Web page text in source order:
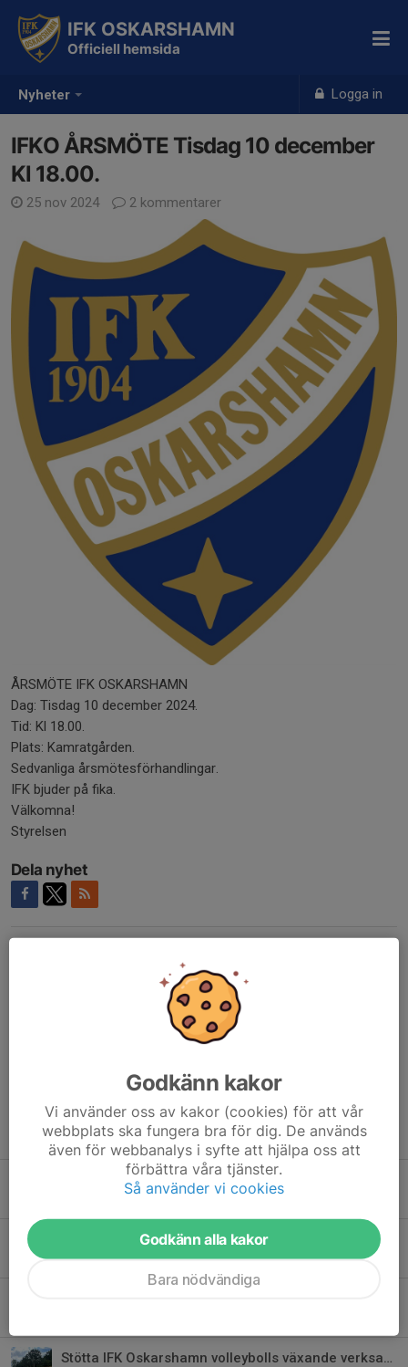
Nyheter Logga in
IFK OSKARSHAMN
Officiell hemsida
IFKO ÅRSMÖTE Tisdag 10 december
Kl 18.00.
25 nov 2024 2 kommentarer
ÅRSMÖTE IFK OSKARSHAMN
Dag: Tisdag 10 december 2024.
Tid: Kl 18.00.
Plats: Kamratgården.
Sedvanliga årsmötesförhandlingar.
IFK bjuder på fika.
Välkomna!
Styrelsen
Dela nyhet
Marcus Helmner25 nov 2024
10 december är en tisdag, är det tisdagen eller torsdagen
Tisdag 10 december gäller, bra att ni är uppmärksamma.
Tidigare nyheter
Fotbollens dag 6/6
Dags för Alla hjärtans - cupen 14/2
5 feb, 19:29 0
Stötta IFK Oskarshamn volleybolls växande verksamhet!
Godkänn kakor
Vi använder oss av kakor (cookies) för att vår
webbplats ska fungera bra för dig. De används
även för webbanalys i syfte att hjälpa oss att
förbättra våra tjänster.
Så använder vi cookies
Godkänn alla kakor
Bara nödvändiga